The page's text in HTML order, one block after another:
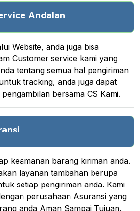
Andalan
Website, anda juga bisa
Customer service kami yang
tentang semua hal pengiriman
tracking, anda juga dapat
bersama CS Kami.
keamanan barang kiriman anda.
layanan tambahan berupa
setiap pengiriman anda. Kami
perusahaan Asuransi yang
anda Aman Sampai Tujuan.